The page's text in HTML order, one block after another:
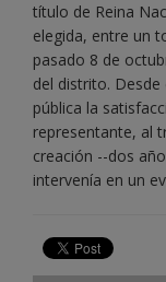
título de Reina
elegida, entre un
pasado 8 de
del distrito.
pública la
representante, al
creación --dos
intervenía en un